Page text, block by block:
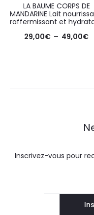
LA BAUME CORPS DE
MANDARINE Lait
raffermissant et
29,00€ – 49,00€
Inscrivez-vous pour